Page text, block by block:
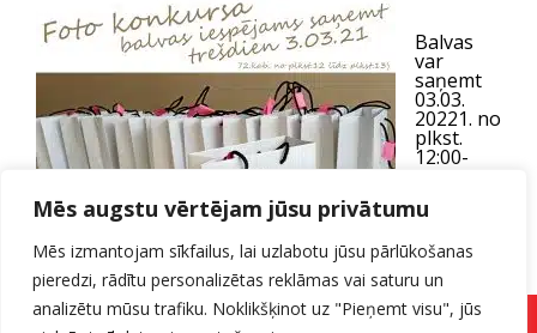
Mēs augstu vērtējam jūsu privātumu
Mēs izmantojam sīkfailus, lai uzlabotu jūsu pārlūkošanas
pieredzi, rādītu personalizētas reklāmas vai saturu un
analizētu mūsu trafiku. Noklikšķinot uz "Pieņemt visu", jūs
Balvas
var
saņemt
03.03.
20221. no
plkst.
12:00-
datumā
sazinoties ar skolotāju Lindu Ratutu e-klasē.